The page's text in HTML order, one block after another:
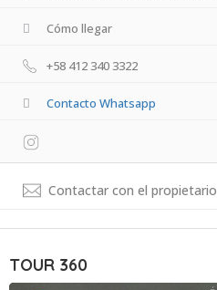
Cómo llegar
+58 412 340 3322
Contacto Whatsapp
Contactar con el propietario
TOUR 360